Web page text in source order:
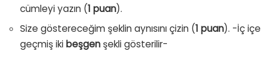
cümleyi yazın (1 puan).
Size göstereceğim şeklin aynısını çizin (1 puan). -İç içe
geçmiş iki beşgen şekli gösterilir-